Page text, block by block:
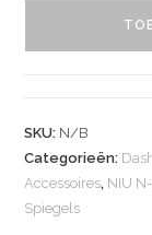
SKU: N/B
Categorieën:
Accessoires, NIU
Spiegels